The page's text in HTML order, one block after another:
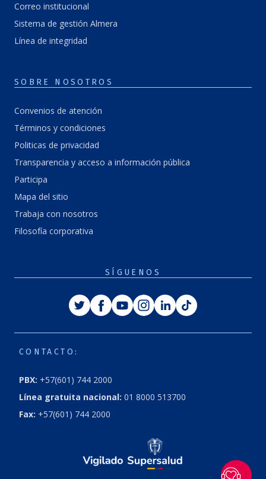
Correo institucional
Sistema de gestión Almera
Línea de integridad
SOBRE NOSOTROS
Convenios de atención
Términos y condiciones
Politicas de privacidad
Transparencia y acceso a información pública
Participa
Mapa del sitio
Trabaja con nosotros
Filosofía corporativa
SÍGUENOS
TwitterFacebook
YoutubeInstagram
LinkedinTiktok
CONTACTO:
PBX: +57(601) 744 2000
Línea gratuita nacional: 01 8000 513700
Fax: +57(601) 744 2000